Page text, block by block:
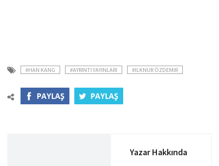
#HAN KANG #AYRINTI YAYINLARI #ILKNUR ÖZDEMIR
Yazar Hakkında